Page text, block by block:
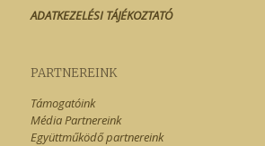
ADATKEZELÉSI TÁJÉKOZTATÓ
PARTNEREINK
Támogatóink
Média Partnereink
Együttműködő partnereink